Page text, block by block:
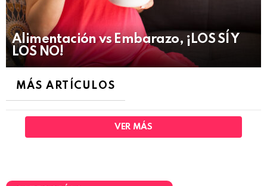
Alimentación vs Embarazo, ¡LOS SÍ Y
LOS NO!
MÁS ARTÍCULOS
VER MÁS